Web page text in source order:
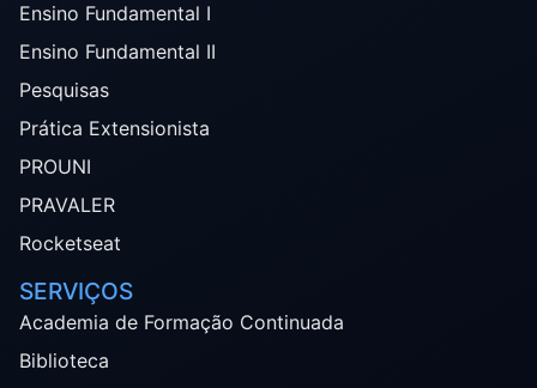
Ensino Fundamental I
Ensino Fundamental II
Pesquisas
Prática Extensionista
PROUNI
PRAVALER
Rocketseat
SERVIÇOS
Academia de Formação Continuada
Biblioteca